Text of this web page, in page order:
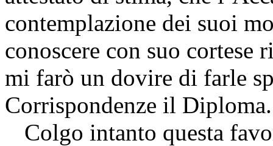
contemplazione dei suoi
conoscere con suo
mi farò un dovire di farle
Corrispondenze il Diploma.
Colgo intanto questa